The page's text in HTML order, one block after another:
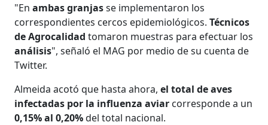
"Enambas granjasse implementaron los
correspondientes cercos epidemiológicos.Técnicos
de Agrocalidad tomaron muestras para efectuar los
análisis", señaló el MAG por medio de su cuenta de
Twitter.
Almeida acotó que hasta ahora, el total de aves
infectadas por la influenza aviar corresponde a un
0,15% al 0,20%del total nacional.